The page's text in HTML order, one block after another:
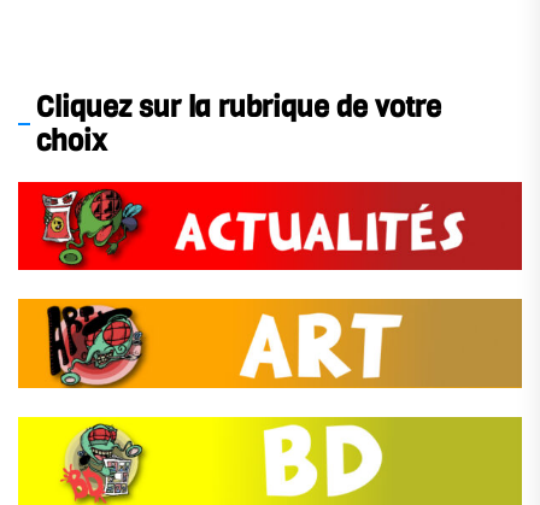
Cliquez sur la rubrique de votre
choix